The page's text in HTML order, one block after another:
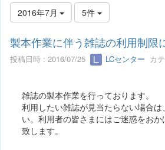
2016年7月 5件
製本作業に伴う雑誌の利用制限
投稿日時 : 2016/07/25 LCセンター カ
雑誌の製本作業を行っております。
利用したい雑誌が見当たらない場合
い。利用者の皆さまにはご迷惑をお
致します。